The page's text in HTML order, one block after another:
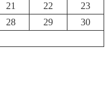
21 22
23
28 29
30